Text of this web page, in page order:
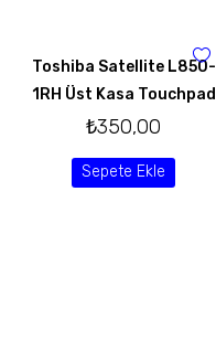
Toshiba Satellite L850-
1RH Üst Kasa Touchpad
₺350,00
Sepete Ekle